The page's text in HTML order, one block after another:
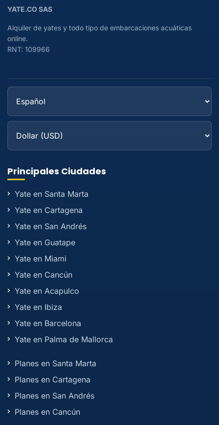
YATE.CO SAS
Alquiler de yates y todo tipo de embarcaciones acuáticas
online.
RNT: 109966
Principales Ciudades
Yate en Santa Marta
Yate en Cartagena
Yate en San Andrés
Yate en Guatape
Yate en Miami
Yate en Cancún
Yate en Acapulco
Yate en Ibiza
Yate en Barcelona
Yate en Palma de Mallorca
Planes en Santa Marta
Planes en Cartagena
Planes en San Andrés
Planes en Cancún